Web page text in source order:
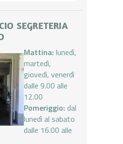
SEGRETERIA
Mattina: lunedì,
martedì,
giovedì, venerdì
dalle 9.00 alle
12.00
Pomeriggio: dal
lunedì al sabato
dalle 16.00 alle